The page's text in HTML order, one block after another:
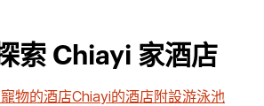
索 Chiayi 家酒店
物的酒店Chiayi的酒店附設游泳池